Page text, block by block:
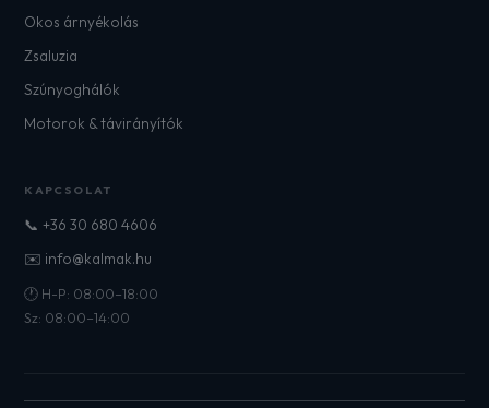
Okos árnyékolás
Zsaluzia
Szúnyoghálók
Motorok & távirányítók
KAPCSOLAT
📞 +36 30 680 4606
✉️ info@kalmak.hu
🕐 H-P: 08:00–18:00
Sz: 08:00–14:00